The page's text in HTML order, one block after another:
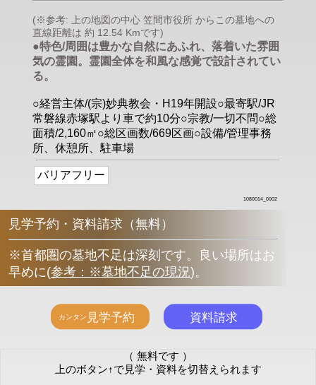
(※参考: 上の地図の中心 笠間市役所 からこの墓地への
直線距離は 約 12.54 Kmです)
●特色/周囲は豊かな自然にあふれ、落着いた雰囲
気の霊園。霊園全体を和風な感覚で設計されてい
る。
○経営主体/(宗)妙典教会・H19年開設○最寄駅/JR
常磐線赤塚駅より車で約10分○宗教/一切不問○総
面積/2,160㎡○総区画数/669区画○設備/管理事務
所、休憩所、駐車場
バリアフリー
1080014_0002
見学予約・資料請求（無料）
※首都圏の墓地不足は深刻です。良い場所はお
早めに(参考：※墓地不足の現況)。
（ 無料です ）
上のボタン↑で見学・資料を切替えられます